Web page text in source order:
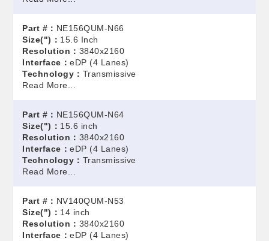
Part #： NE156QUM-N66
Size(")： 15.6 Inch
Resolution： 3840x2160
Interface：eDP (4 Lanes)
Technology： Transmissive
Read More...
Part #： NE156QUM-N64
Size(")： 15.6 inch
Resolution： 3840x2160
Interface：eDP (4 Lanes)
Technology： Transmissive
Read More...
Part #： NV140QUM-N53
Size(")： 14 inch
Resolution： 3840x2160
Interface：eDP (4 Lanes)